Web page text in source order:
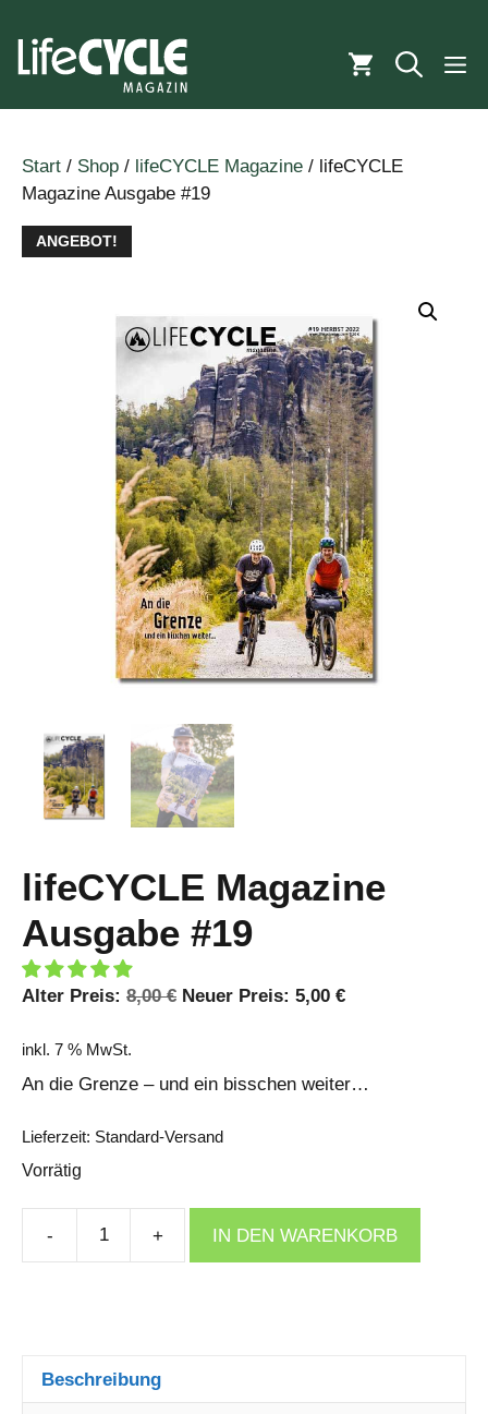
Inhalt
springen
Start / Shop / lifeCYCLE Magazine / lifeCYCLE
Magazine Ausgabe #19
ANGEBOT!
lifeCYCLE Magazine
Ausgabe #19
Alter Preis: 8,00€ Ursprünglicher
8,00 €
Neuer Preis: 5,00 €Aktueller
5,00 €.
inkl. 7 % MwSt.
An die Grenze – und ein bisschen weiter…
Lieferzeit: Standard-Versand
Vorrätig
-
lifeCYCLE
+ IN DEN WARENKORB
Beschreibung